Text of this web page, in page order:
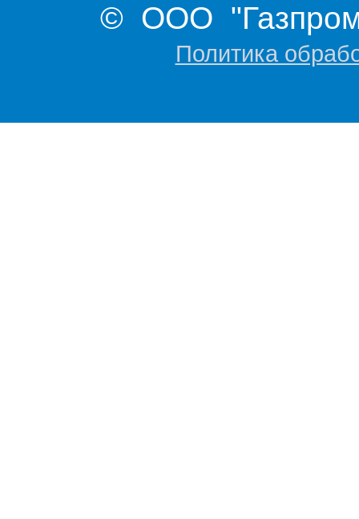
© ООО "Газпром
Политика